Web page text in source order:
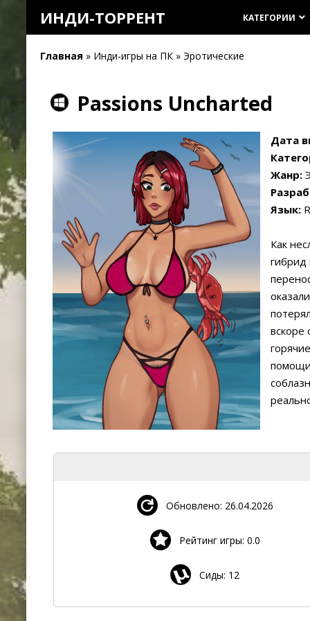
ИНДИ-ТОРРЕНТ КАТЕГОРИИ keyboard_arrow_down
Главная » Инди-игры на ПК » Эротические
Passions Uncharted
Дата
Жанр:
Язык:
Как
гибрид
вскоре
Обновлено: 26.04.2026
Рейтинг игры: 0.0
Сиды: 12